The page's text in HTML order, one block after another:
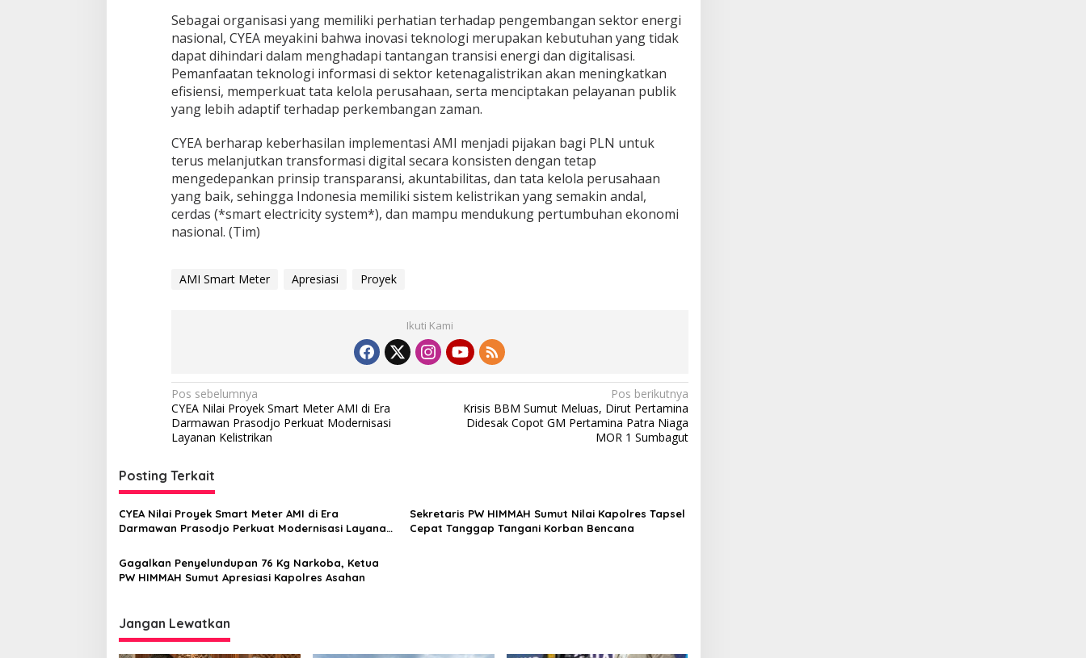
Sebagai organisasi yang memiliki perhatian terhadap pengembangan sektor energi
nasional, CYEA meyakini bahwa inovasi teknologi merupakan kebutuhan yang tidak
dapat dihindari dalam menghadapi tantangan transisi energi dan digitalisasi.
Pemanfaatan teknologi informasi di sektor ketenagalistrikan akan meningkatkan
efisiensi, memperkuat tata kelola perusahaan, serta menciptakan pelayanan publik
yang lebih adaptif terhadap perkembangan zaman.
CYEA berharap keberhasilan implementasi AMI menjadi pijakan bagi PLN untuk
terus melanjutkan transformasi digital secara konsisten dengan tetap
mengedepankan prinsip transparansi, akuntabilitas, dan tata kelola perusahaan
yang baik, sehingga Indonesia memiliki sistem kelistrikan yang semakin andal,
cerdas (*smart electricity system*), dan mampu mendukung pertumbuhan ekonomi
nasional. (Tim)
AMI Smart Meter Apresiasi Proyek
Ikuti Kami
N
a
v
i
g
a
s
i
p
s
Pos sebelumnya
CYEA Nilai Proyek Smart Meter AMI di Era
Darmawan Prasodjo Perkuat Modernisasi
Layanan Kelistrikan
Pos berikutnya
Krisis BBM Sumut Meluas, Dirut Pertamina
Didesak Copot GM Pertamina Patra Niaga
MOR 1 Sumbagut
Posting Terkait
CYEA Nilai Proyek Smart Meter AMI di Era
Darmawan Prasodjo Perkuat Modernisasi Layanan
Sekretaris PW HIMMAH Sumut Nilai Kapolres Tapsel
Cepat Tanggap Tangani Korban Bencana
Gagalkan Penyelundupan 76 Kg Narkoba, Ketua
PW HIMMAH Sumut Apresiasi Kapolres Asahan
Jangan Lewatkan